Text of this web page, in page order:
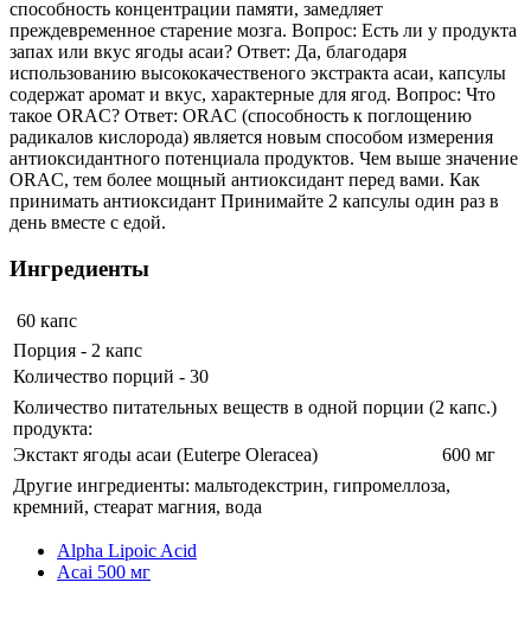
способность концентрации памяти, замедляет
преждевременное старение мозга. Вопрос: Есть ли у продукта
запах или вкус ягоды асаи? Ответ: Да, благодаря
использованию высококачественого экстракта асаи, капсулы
содержат аромат и вкус, характерные для ягод. Вопрос: Что
такое ORAC? Ответ: ORAC (способность к поглощению
радикалов кислорода) является новым способом измерения
антиоксидантного потенциала продуктов. Чем выше значение
ORAC, тем более мощный антиоксидант перед вами. Как
принимать антиоксидант Принимайте 2 капсулы один раз в
день вместе с едой.
Ингредиенты
60 капс
Порция - 2 капс
Количество порций - 30
Количество питательных веществ в одной порции (2 капс.)
продукта:
Экстакт ягоды асаи (Euterpe Oleracea)
600 мг
Другие ингредиенты: мальтодекстрин, гипромеллоза,
кремний, стеарат магния, вода
Alpha Lipoic Acid
Acai 500 мг